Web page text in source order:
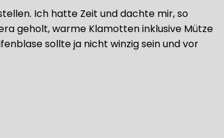
Ich hatte Zeit und dachte mir, so
geholt, warme Klamotten inklusive Mütze
sollte ja nicht winzig sein und vor